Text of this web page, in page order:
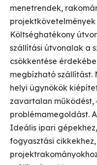
menetrendek,
Költséghatékony
szállítási útvonalak a
csökkentése
megbízható szállítást.
helyi ügynökök
zavartalan működést,
problémamegoldást.
Ideális ipari
fogyasztási